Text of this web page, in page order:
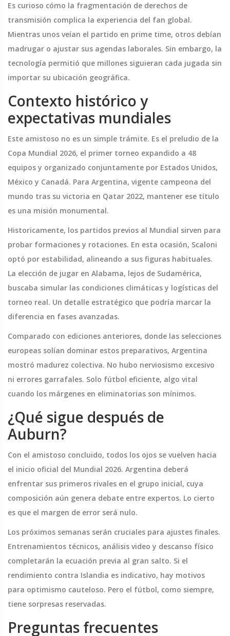
Es curioso cómo la fragmentación de derechos de
transmisión complica la experiencia del fan global.
Mientras unos veían el partido en prime time, otros debían
madrugar o ajustar sus agendas laborales. Sin embargo, la
tecnología permitió que millones siguieran cada jugada sin
importar su ubicación geográfica.
Contexto histórico y
expectativas mundiales
Este amistoso no es un simple trámite. Es el preludio de la
Copa Mundial 2026, el primer torneo expandido a 48
equipos y organizado conjuntamente por Estados Unidos,
México y Canadá. Para Argentina, vigente campeona del
mundo tras su victoria en Qatar 2022, mantener ese título
es una misión monumental.
Historicamente, los partidos previos al Mundial sirven para
probar formaciones y rotaciones. En esta ocasión, Scaloni
optó por estabilidad, alineando a sus figuras habituales.
La elección de jugar en Alabama, lejos de Sudamérica,
buscaba simular las condiciones climáticas y logísticas del
torneo real. Un detalle estratégico que podría marcar la
diferencia en fases avanzadas.
Comparado con ediciones anteriores, donde las selecciones
europeas solían dominar estos preparativos, Argentina
mostró madurez colectiva. No hubo nerviosismo excesivo
ni errores garrafales. Solo fútbol eficiente, algo vital
cuando los márgenes en eliminatorias son mínimos.
¿Qué sigue después de
Auburn?
Con el amistoso concluido, todos los ojos se vuelven hacia
el inicio oficial del Mundial 2026. Argentina deberá
enfrentar sus primeros rivales en el grupo inicial, cuya
composición aún genera debate entre expertos. Lo cierto
es que el margen de error será nulo.
Los próximos semanas serán cruciales para ajustes finales.
Entrenamientos técnicos, análisis video y descanso físico
completarán la ecuación previa al gran salto. Si el
rendimiento contra Islandia es indicativo, hay motivos
para optimismo cauteloso. Pero el fútbol, como siempre,
tiene sorpresas reservadas.
Preguntas frecuentes